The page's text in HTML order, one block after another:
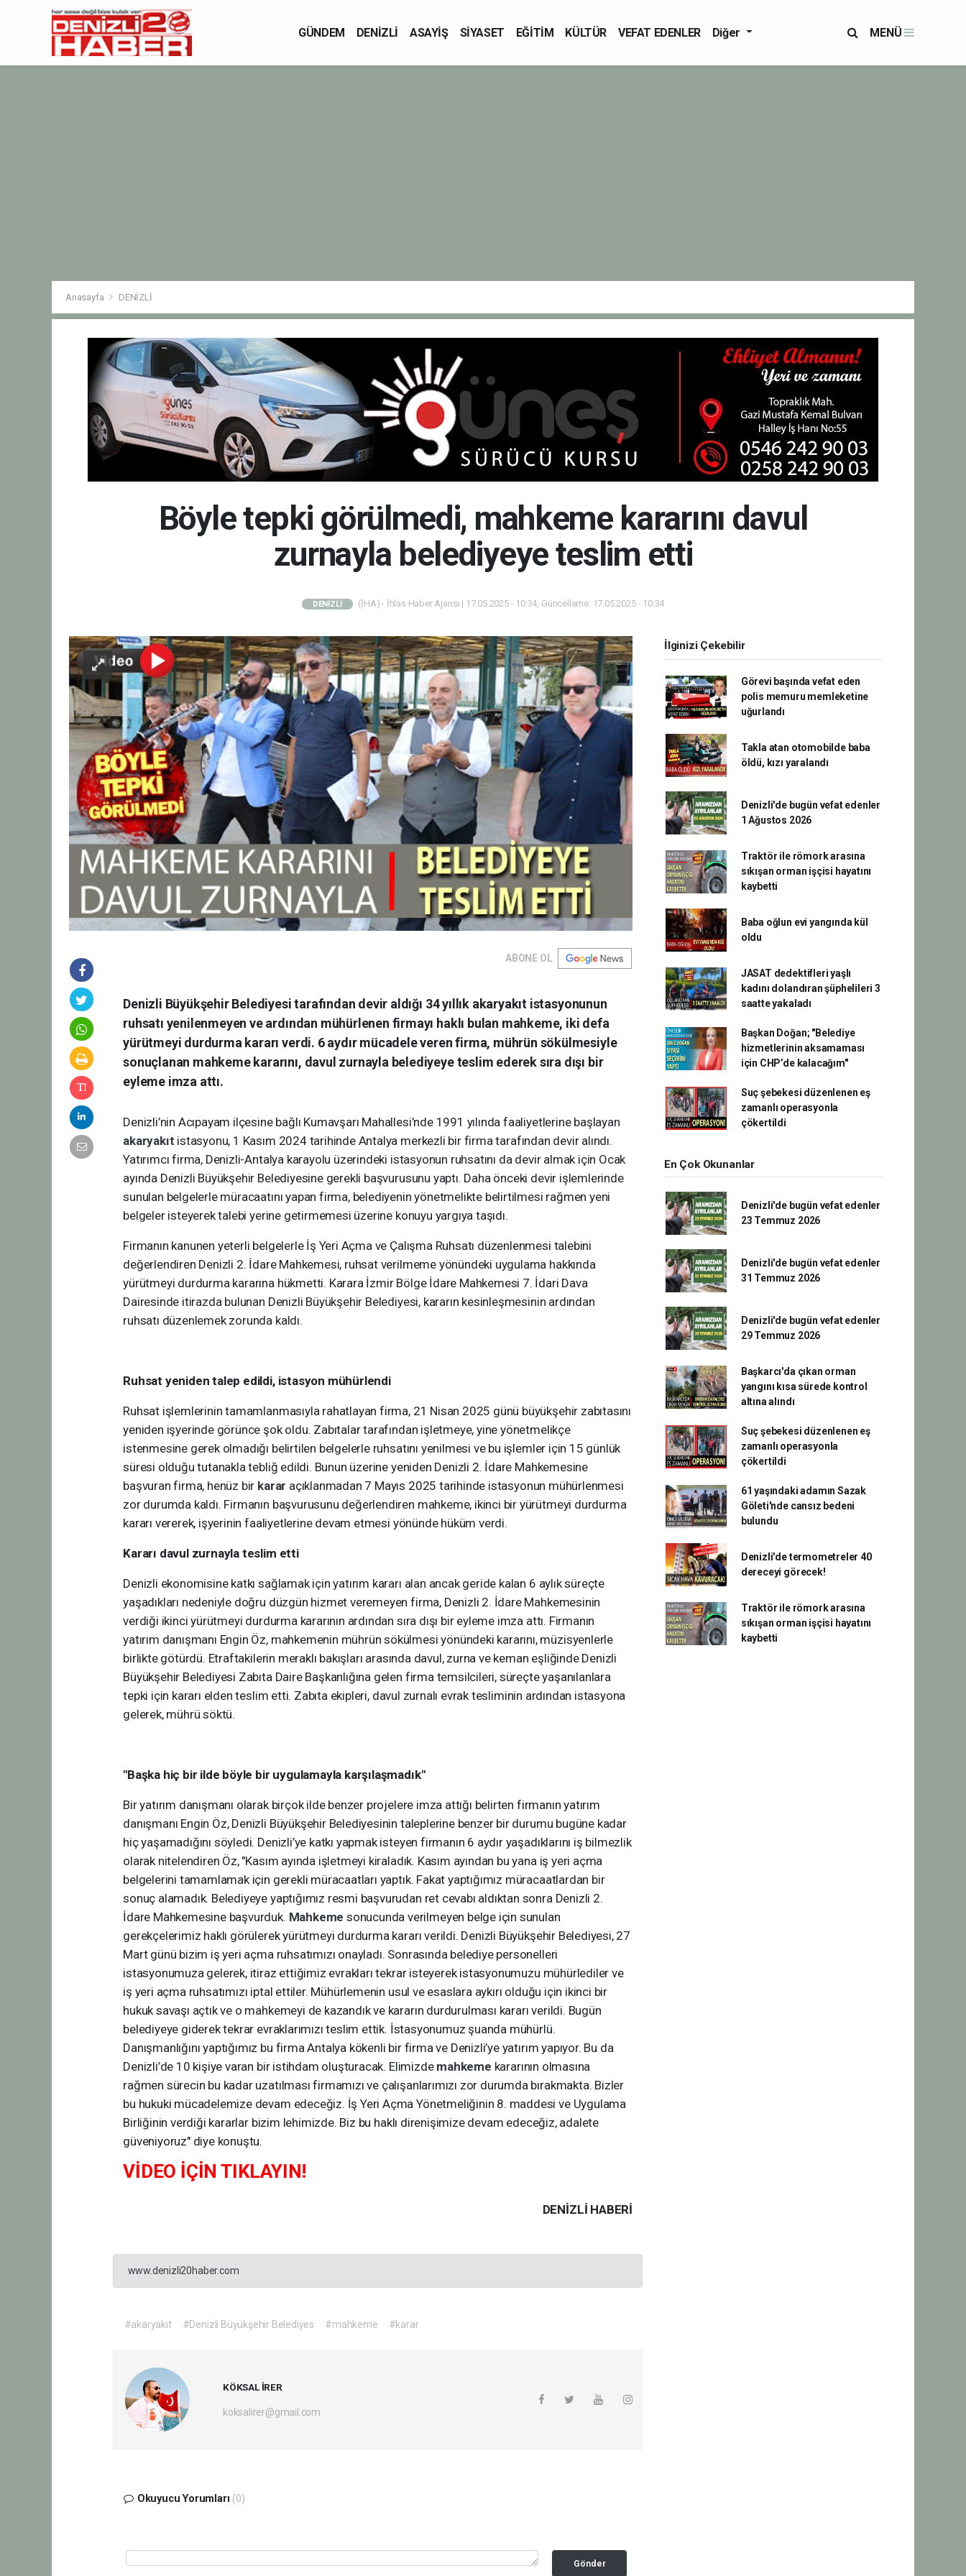
GÜNDEM DENİZLİ ASAYİŞ SİYASET EĞİTİM KÜLTÜR VEFAT EDENLER Diğer MENÜ
Anasayfa DENİZLİ
Böyle tepki görülmedi, mahkeme kararını davul
zurnayla belediyeye teslim etti
DENİZLİ (İHA) - İhlas Haber Ajansı | 17.05.2025 - 10:34, Güncelleme: 17.05.2025 - 10:34
ABONE OL
Denizli Büyükşehir Belediyesi tarafından devir aldığı 34 yıllık akaryakıt istasyonunun
ruhsatı yenilenmeyen ve ardından mühürlenen firmayı haklı bulan mahkeme, iki defa
yürütmeyi durdurma kararı verdi. 6 aydır mücadele veren firma, mührün sökülmesiyle
sonuçlanan mahkeme kararını, davul zurnayla belediyeye teslim ederek sıra dışı bir
eyleme imza attı.
Denizli’nin Acıpayam ilçesine bağlı Kumavşarı Mahallesi’nde 1991 yılında faaliyetlerine başlayan
akaryakıt istasyonu, 1 Kasım 2024 tarihinde Antalya merkezli bir firma tarafından devir alındı.
Yatırımcı firma, Denizli-Antalya karayolu üzerindeki istasyonun ruhsatını da devir almak için Ocak
ayında Denizli Büyükşehir Belediyesine gerekli başvurusunu yaptı. Daha önceki devir işlemlerinde
sunulan belgelerle müracaatını yapan firma, belediyenin yönetmelikte belirtilmesi rağmen yeni
belgeler isteyerek talebi yerine getirmemesi üzerine konuyu yargıya taşıdı.
Firmanın kanunen yeterli belgelerle İş Yeri Açma ve Çalışma Ruhsatı düzenlenmesi talebini
değerlendiren Denizli 2. İdare Mahkemesi, ruhsat verilmeme yönündeki uygulama hakkında
yürütmeyi durdurma kararına hükmetti. Karara İzmir Bölge İdare Mahkemesi 7. İdari Dava
Dairesinde itirazda bulunan Denizli Büyükşehir Belediyesi, kararın kesinleşmesinin ardından
ruhsatı düzenlemek zorunda kaldı.
Ruhsat yeniden talep edildi, istasyon mühürlendi
Ruhsat işlemlerinin tamamlanmasıyla rahatlayan firma, 21 Nisan 2025 günü büyükşehir zabıtasını
yeniden işyerinde görünce şok oldu. Zabıtalar tarafından işletmeye, yine yönetmelikçe
istenmesine gerek olmadığı belirtilen belgelerle ruhsatını yenilmesi ve bu işlemler için 15 günlük
süresi olduğu tutanakla tebliğ edildi. Bunun üzerine yeniden Denizli 2. İdare Mahkemesine
başvuran firma, henüz bir karar açıklanmadan 7 Mayıs 2025 tarihinde istasyonun mühürlenmesi
zor durumda kaldı. Firmanın başvurusunu değerlendiren mahkeme, ikinci bir yürütmeyi durdurma
kararı vererek, işyerinin faaliyetlerine devam etmesi yönünde hüküm verdi.
Kararı davul zurnayla teslim etti
Denizli ekonomisine katkı sağlamak için yatırım kararı alan ancak geride kalan 6 aylık süreçte
yaşadıkları nedeniyle doğru düzgün hizmet veremeyen firma, Denizli 2. İdare Mahkemesinin
verdiği ikinci yürütmeyi durdurma kararının ardından sıra dışı bir eyleme imza attı. Firmanın
yatırım danışmanı Engin Öz, mahkemenin mührün sökülmesi yönündeki kararını, müzisyenlerle
birlikte götürdü. Etraftakilerin meraklı bakışları arasında davul, zurna ve keman eşliğinde Denizli
Büyükşehir Belediyesi Zabıta Daire Başkanlığına gelen firma temsilcileri, süreçte yaşanılanlara
tepki için kararı elden teslim etti. Zabıta ekipleri, davul zurnalı evrak tesliminin ardından istasyona
gelerek, mührü söktü.
"Başka hiç bir ilde böyle bir uygulamayla karşılaşmadık"
Bir yatırım danışmanı olarak birçok ilde benzer projelere imza attığı belirten firmanın yatırım
danışmanı Engin Öz, Denizli Büyükşehir Belediyesinin taleplerine benzer bir durumu bugüne kadar
hiç yaşamadığını söyledi. Denizli’ye katkı yapmak isteyen firmanın 6 aydır yaşadıklarını iş bilmezlik
olarak nitelendiren Öz, "Kasım ayında işletmeyi kiraladık. Kasım ayından bu yana iş yeri açma
belgelerini tamamlamak için gerekli müracaatları yaptık. Fakat yaptığımız müracaatlardan bir
sonuç alamadık. Belediyeye yaptığımız resmi başvurudan ret cevabı aldıktan sonra Denizli 2.
İdare Mahkemesine başvurduk. Mahkeme sonucunda verilmeyen belge için sunulan
gerekçelerimiz haklı görülerek yürütmeyi durdurma kararı verildi. Denizli Büyükşehir Belediyesi, 27
Mart günü bizim iş yeri açma ruhsatımızı onayladı. Sonrasında belediye personelleri
istasyonumuza gelerek, itiraz ettiğimiz evrakları tekrar isteyerek istasyonumuzu mühürlediler ve
iş yeri açma ruhsatımızı iptal ettiler. Mühürlemenin usul ve esaslara aykırı olduğu için ikinci bir
hukuk savaşı açtık ve o mahkemeyi de kazandık ve kararın durdurulması kararı verildi. Bugün
belediyeye giderek tekrar evraklarımızı teslim ettik. İstasyonumuz şuanda mühürlü.
Danışmanlığını yaptığımız bu firma Antalya kökenli bir firma ve Denizli’ye yatırım yapıyor. Bu da
Denizli’de 10 kişiye varan bir istihdam oluşturacak. Elimizde mahkeme kararının olmasına
rağmen sürecin bu kadar uzatılması firmamızı ve çalışanlarımızı zor durumda bırakmakta. Bizler
bu hukuki mücadelemize devam edeceğiz. İş Yeri Açma Yönetmeliğinin 8. maddesi ve Uygulama
Birliğinin verdiği kararlar bizim lehimizde. Biz bu haklı direnişimize devam edeceğiz, adalete
güveniyoruz" diye konuştu.
VİDEO İÇİN TIKLAYIN!
DENIZLI HABERİ
www.denizli20haber.com
#akaryakıt #Denizli Büyükşehir Belediyes #mahkeme #karar
KÖKSAL İRER
koksalirer@gmail.com
Okuyucu Yorumları (0)
Gönder
İlginizi Çekebilir
Görevi başında vefat eden
polis memuru memleketine
uğurlandı
Takla atan otomobilde baba
öldü, kızı yaralandı
Denizli'de bugün vefat edenler
1 Ağustos 2026
Traktör ile römork arasına
sıkışan orman işçisi hayatını
kaybetti
Baba oğlun evi yangında kül
oldu
JASAT dedektifleri yaşlı
kadını dolandıran şüphelileri 3
saatte yakaladı
Başkan Doğan; "Belediye
hizmetlerinin aksamaması
için CHP’de kalacağım"
Suç şebekesi düzenlenen eş
zamanlı operasyonla
çökertildi
En Çok Okunanlar
Denizli'de bugün vefat edenler
23 Temmuz 2026
Denizli'de bugün vefat edenler
31 Temmuz 2026
Denizli'de bugün vefat edenler
29 Temmuz 2026
Başkarcı'da çıkan orman
yangını kısa sürede kontrol
altına alındı
Suç şebekesi düzenlenen eş
zamanlı operasyonla
çökertildi
61 yaşındaki adamın Sazak
Göleti'nde cansız bedeni
bulundu
Denizli'de termometreler 40
dereceyi görecek!
Traktör ile römork arasına
sıkışan orman işçisi hayatını
kaybetti